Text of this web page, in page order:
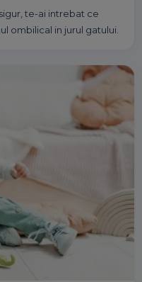
te-ai intrebat ce
ombilical in jurul gatului.